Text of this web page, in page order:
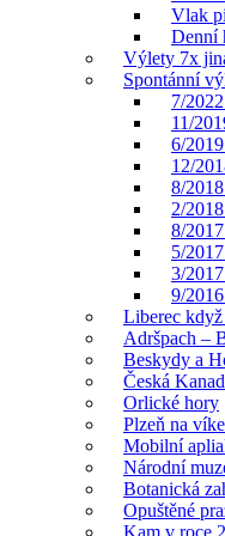
Vlak
Denní
Výlety 7x
Spontánní
7/
11/
6/
12/
8/
2/
8/
5/
3/
9/
Liberec
Adršpach –
Beskydy a
Česká
Orlické hory
Plzeň na
Mobilní
Národní
Botanická
Opuštěné